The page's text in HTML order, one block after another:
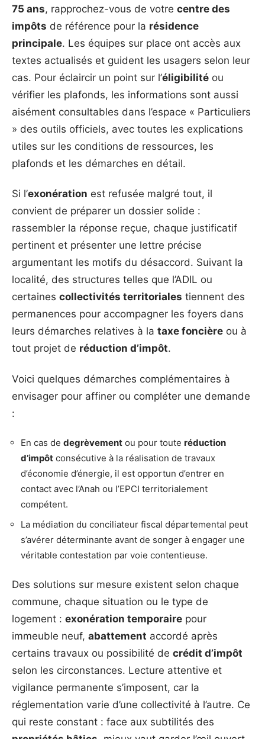
75 ans, rapprochez-vous de votre centre des
impôts de référence pour la résidence
principale. Les équipes sur place ont accès aux
textes actualisés et guident les usagers selon leur
cas. Pour éclaircir un point sur l’éligibilité ou
vérifier les plafonds, les informations sont aussi
aisément consultables dans l’espace « Particuliers
» des outils officiels, avec toutes les explications
utiles sur les conditions de ressources, les
plafonds et les démarches en détail.
Si l’exonération est refusée malgré tout, il
convient de préparer un dossier solide :
rassembler la réponse reçue, chaque justificatif
pertinent et présenter une lettre précise
argumentant les motifs du désaccord. Suivant la
localité, des structures telles que l’ADIL ou
certaines collectivités territoriales tiennent des
permanences pour accompagner les foyers dans
leurs démarches relatives à la taxe foncière ou à
tout projet de réduction d’impôt.
Voici quelques démarches complémentaires à
envisager pour affiner ou compléter une demande
:
En cas de degrèvement ou pour toute réduction
d’impôt consécutive à la réalisation de travaux
d’économie d’énergie, il est opportun d’entrer en
contact avec l’Anah ou l’EPCI territorialement
compétent.
La médiation du conciliateur fiscal départemental peut
s’avérer déterminante avant de songer à engager une
véritable contestation par voie contentieuse.
Des solutions sur mesure existent selon chaque
commune, chaque situation ou le type de
logement : exonération temporaire pour
immeuble neuf, abattement accordé après
certains travaux ou possibilité de crédit d’impôt
selon les circonstances. Lecture attentive et
vigilance permanente s’imposent, car la
réglementation varie d’une collectivité à l’autre. Ce
qui reste constant : face aux subtilités des